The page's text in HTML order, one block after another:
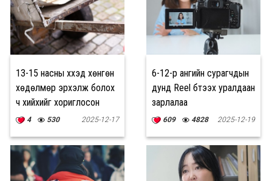
13-15 насны хүүхэд хөнгөн
хөдөлмөр эрхэлж болох
ч хийхийг хориглосон
ажлын жагсаалт гэж бий
4 530 2025-12-17
6-12-р ангийн сурагчдын
дунд Reel бүтээх уралдаан
зарлалаа
609 4828 2025-12-19